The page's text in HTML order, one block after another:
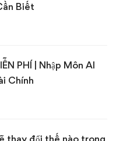
Biết
PHÍ | Nhập Môn AI
Chính
thay đổi thế nào trong